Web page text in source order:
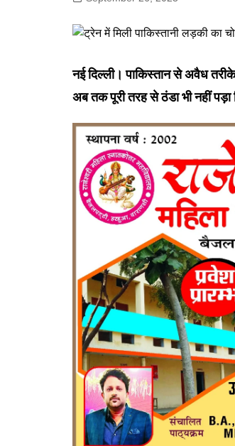
लखनऊ
नई दिल्ली। पाकिस्तान से अवैध
अब तक पूरी तरह से ठंडा भी नहीं